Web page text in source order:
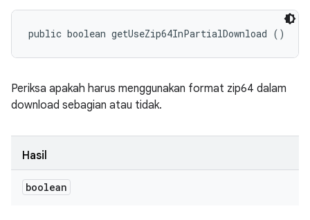
public boolean getUseZip64InPartialDownload ()
Periksa apakah harus menggunakan format zip64 dalam
download sebagian atau tidak.
Hasil
boolean